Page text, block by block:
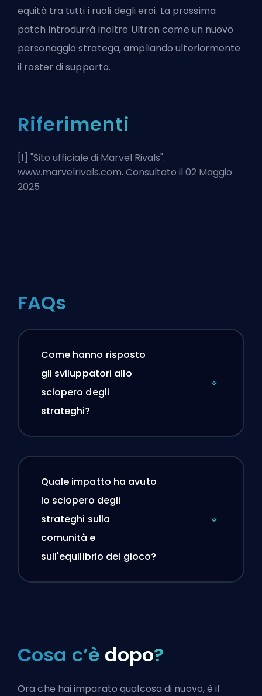
equità tra tutti i ruoli degli eroi. La prossima
patch introdurrà inoltre Ultron come un nuovo
personaggio stratega, ampliando ulteriormente
il roster di supporto.
Riferimenti
[1] "Sito ufficiale di Marvel Rivals".
www.marvelrivals.com. Consultato il 02 Maggio
2025
FAQs
Come hanno risposto
gli sviluppatori allo
sciopero degli
strateghi?
Quale impatto ha avuto
lo sciopero degli
strateghi sulla
comunità e
sull'equilibrio del gioco?
Cosa c’è dopo?
Ora che hai imparato qualcosa di nuovo, è il